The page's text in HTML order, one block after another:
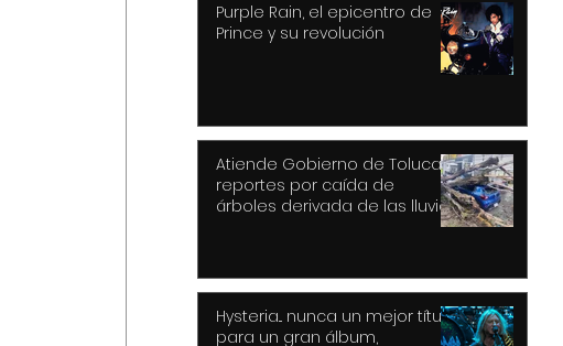
Purple Rain, el epicentro de
Prince y su revolución
Atiende Gobierno de Toluca
reportes por caída de
árboles derivada de las lluvias
Hysteria... nunca un mejor título
para un gran álbum,